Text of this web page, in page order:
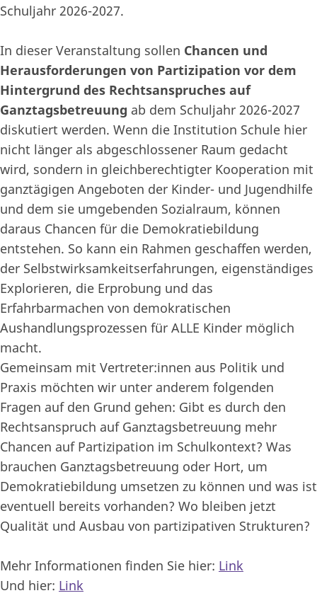
Schuljahr 2026-2027.
In dieser Veranstaltung sollen Chancen und
Herausforderungen von Partizipation vor dem
Hintergrund des Rechtsanspruches auf
Ganztagsbetreuung ab dem Schuljahr 2026-2027
diskutiert werden. Wenn die Institution Schule hier
nicht länger als abgeschlossener Raum gedacht
wird, sondern in gleichberechtigter Kooperation mit
ganztägigen Angeboten der Kinder- und Jugendhilfe
und dem sie umgebenden Sozialraum, können
daraus Chancen für die Demokratiebildung
entstehen. So kann ein Rahmen geschaffen werden,
der Selbstwirksamkeitserfahrungen, eigenständiges
Explorieren, die Erprobung und das
Erfahrbarmachen von demokratischen
Aushandlungsprozessen für ALLE Kinder möglich
macht.
Gemeinsam mit Vertreter:innen aus Politik und
Praxis möchten wir unter anderem folgenden
Fragen auf den Grund gehen: Gibt es durch den
Rechtsanspruch auf Ganztagsbetreuung mehr
Chancen auf Partizipation im Schulkontext? Was
brauchen Ganztagsbetreuung oder Hort, um
Demokratiebildung umsetzen zu können und was ist
eventuell bereits vorhanden? Wo bleiben jetzt
Qualität und Ausbau von partizipativen Strukturen?
Mehr Informationen finden Sie hier: Link
Und hier: Link